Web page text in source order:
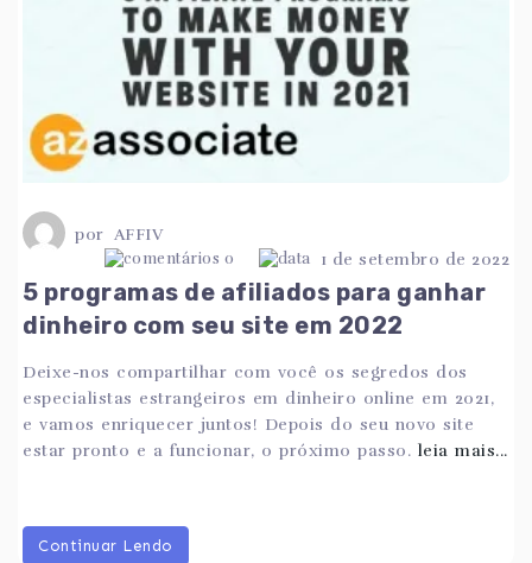
por AFFIV
0 1 de setembro de 2022
5 programas de afiliados para ganhar
dinheiro com seu site em 2022
Deixe-nos compartilhar com você os segredos dos
especialistas estrangeiros em dinheiro online em 2021,
e vamos enriquecer juntos! Depois do seu novo site
estar pronto e a funcionar, o próximo passo. leia mais...
Continuar Lendo